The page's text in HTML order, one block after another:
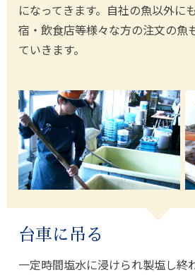
になってきます。自社の魚以外に
宿・飲食店等様々な方の注文の魚
ていきます。
台車に吊る
一定時間塩水に浸けられ製塩し終